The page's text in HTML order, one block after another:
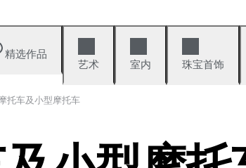
精选作品
艺术
室内 珠宝首饰
托车及小型摩托车